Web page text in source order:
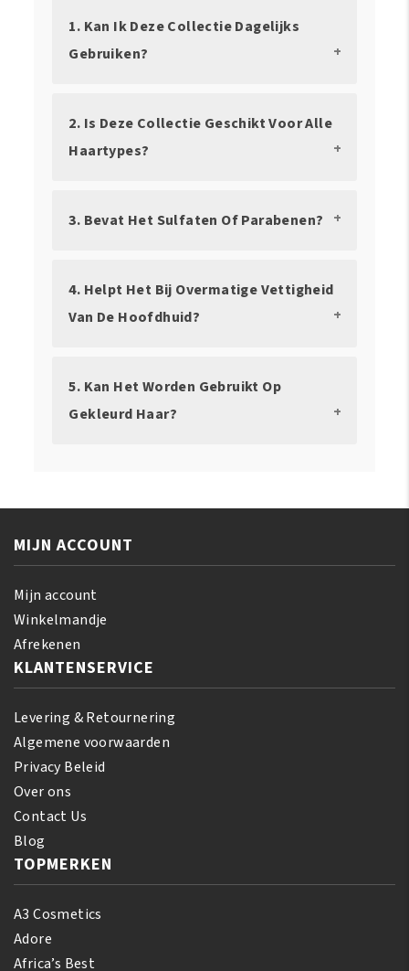
1. Kan Ik Deze Collectie Dagelijks
Gebruiken?
2. Is Deze Collectie Geschikt Voor Alle
Haartypes?
3. Bevat Het Sulfaten Of Parabenen?
4. Helpt Het Bij Overmatige Vettigheid
Van De Hoofdhuid?
5. Kan Het Worden Gebruikt Op
Gekleurd Haar?
MIJN ACCOUNT
Mijn account
Winkelmandje
Afrekenen
KLANTENSERVICE
Levering & Retournering
Algemene voorwaarden
Privacy Beleid
Over ons
Contact Us
Blog
TOPMERKEN
A3 Cosmetics
Adore
Africa’s Best